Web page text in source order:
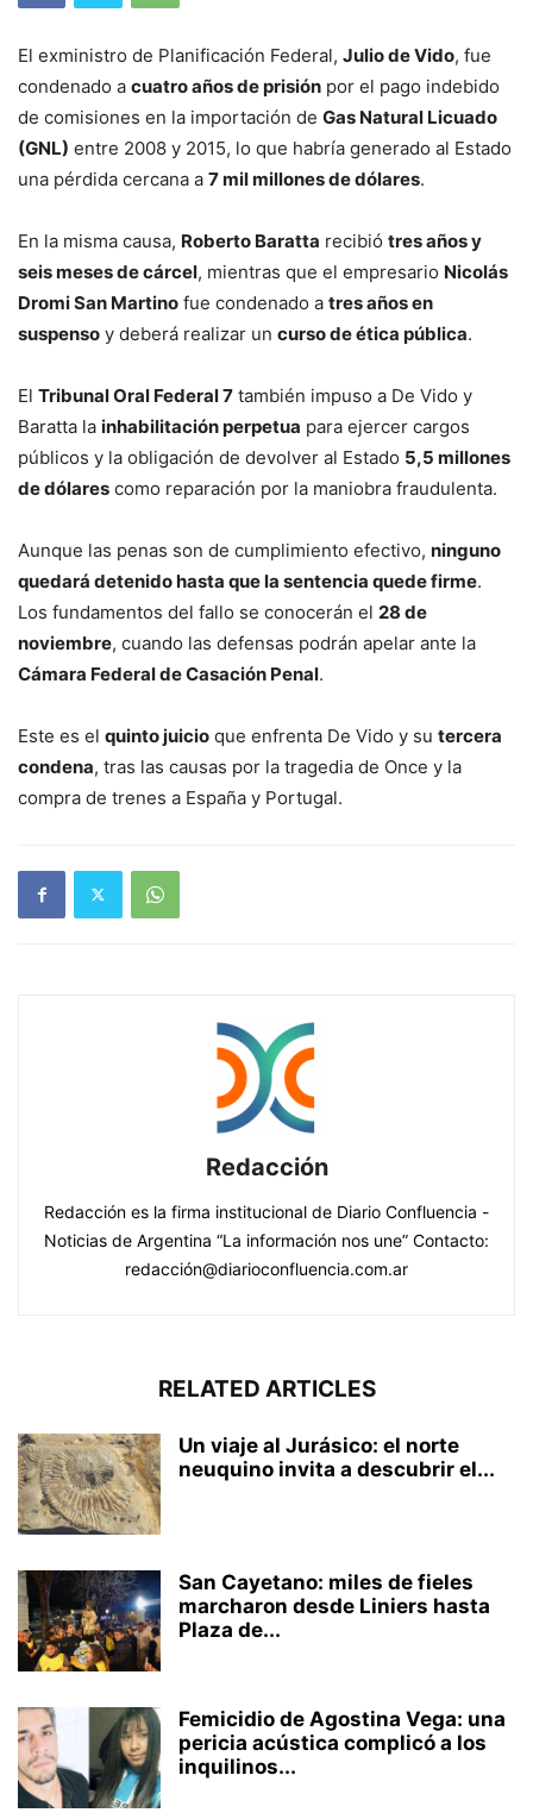
El exministro de Planificación Federal, Julio de Vido, fue
condenado a cuatro años de prisión por el pago indebido
de comisiones en la importación de Gas Natural Licuado
(GNL) entre 2008 y 2015, lo que habría generado al Estado
una pérdida cercana a 7 mil millones de dólares.
En la misma causa, Roberto Baratta recibió tres años y
seis meses de cárcel, mientras que el empresario Nicolás
Dromi San Martino fue condenado a tres años en
suspenso y deberá realizar un curso de ética pública.
El Tribunal Oral Federal 7 también impuso a De Vido y
Baratta la inhabilitación perpetua para ejercer cargos
públicos y la obligación de devolver al Estado 5,5 millones
de dólares como reparación por la maniobra fraudulenta.
Aunque las penas son de cumplimiento efectivo, ninguno
quedará detenido hasta que la sentencia quede firme.
Los fundamentos del fallo se conocerán el 28 de
noviembre, cuando las defensas podrán apelar ante la
Cámara Federal de Casación Penal.
Este es el quinto juicio que enfrenta De Vido y su tercera
condena, tras las causas por la tragedia de Once y la
compra de trenes a España y Portugal.
Redacción
Redacción es la firma institucional de Diario Confluencia -
Noticias de Argentina “La información nos une” Contacto:
redacción@diarioconfluencia.com.ar
RELATED ARTICLES
Un viaje al Jurásico: el norte
neuquino invita a descubrir el...
San Cayetano: miles de fieles
marcharon desde Liniers hasta
Plaza de...
Femicidio de Agostina Vega: una
pericia acústica complicó a los
inquilinos...